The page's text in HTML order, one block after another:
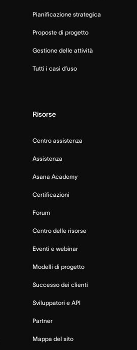
Pianificazione strategica
Proposte di progetto
Gestione delle attività
Tutti i casi d’uso
Risorse
Centro assistenza
Assistenza
Asana Academy
Certificazioni
Forum
Centro delle risorse
Eventi e webinar
Modelli di progetto
Successo dei clienti
Sviluppatori e API
Partner
Mappa del sito